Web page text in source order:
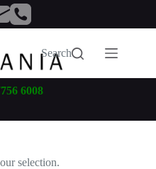
Search
6008
selection.